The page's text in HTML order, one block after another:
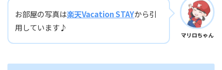
マリロちゃん
お部屋の写真は楽天Vacation STAYから引
用しています♪